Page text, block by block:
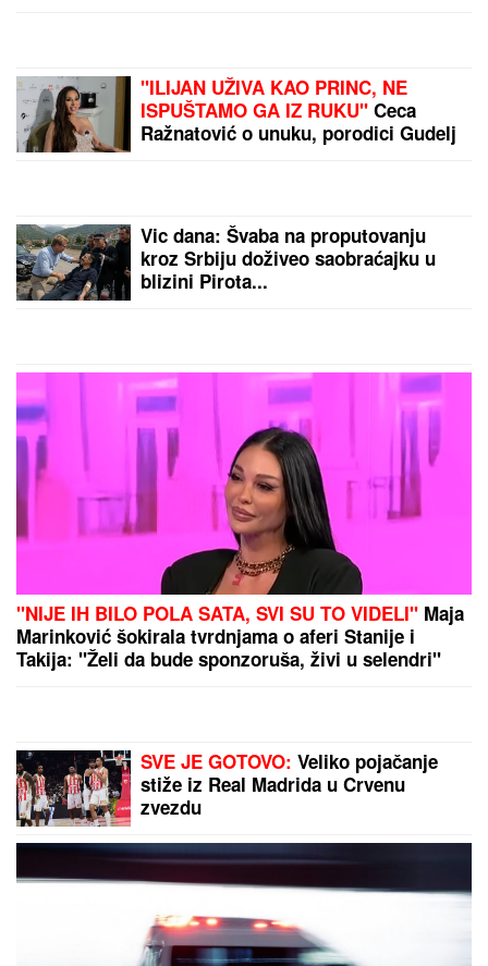
"ILIJAN UŽIVA KAO PRINC, NE
ISPUŠTAMO GA IZ RUKU" Ceca
Ražnatović o unuku, porodici Gudelj
Vic dana: Švaba na proputovanju
kroz Srbiju doživeo saobraćajku u
blizini Pirota...
"NIJE IH BILO POLA SATA, SVI SU TO VIDELI" Maja
Marinković šokirala tvrdnjama o aferi Stanije i
Takija: "Želi da bude sponzoruša, živi u selendri"
SVE JE GOTOVO: Veliko pojačanje
stiže iz Real Madrida u Crvenu
zvezdu